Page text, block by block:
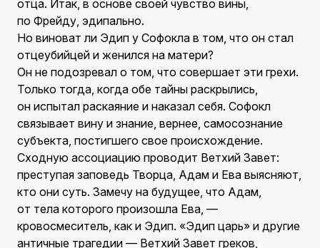
отца. Итак, в основе своей чувство вины,
по Фрейду, эдипально.
Но виноват ли Эдип у Софокла в том, что он стал
отцеубийцей и женился на матери?
Он не подозревал о том, что совершает эти грехи.
Только тогда, когда обе тайны раскрылись,
он испытал раскаяние и наказал себя. Софокл
связывает вину и знание, вернее, самосознание
субъекта, постигшего свое происхождение.
Сходную ассоциацию проводит Ветхий Завет:
преступая заповедь Творца, Адам и Ева выясняют,
кто они суть. Замечу на будущее, что Адам,
от тела которого произошла Ева, —
кровосмеситель, как и Эдип. «Эдип царь» и другие
античные трагедии — Ветхий Завет греков,